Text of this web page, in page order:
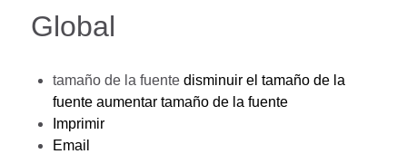
Global
tamaño de la fuente disminuir el tamaño de la
fuente aumentar tamaño de la fuente
Imprimir
Email